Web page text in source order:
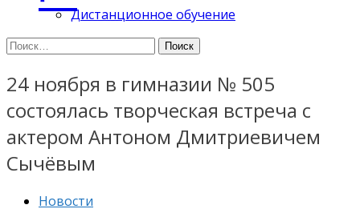
Дистанционное обучение
Найти:
24 ноября в гимназии № 505
состоялась творческая встреча с
актером Антоном Дмитриевичем
Сычёвым
Новости